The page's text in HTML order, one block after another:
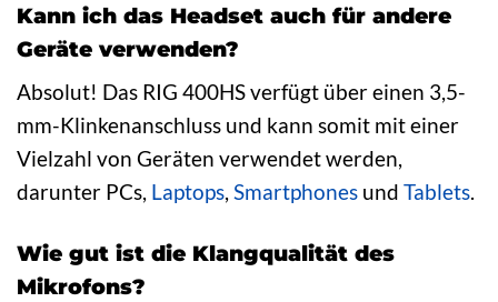
Kann ich das Headset auch für andere
Geräte verwenden?
Absolut! Das RIG 400HS verfügt über einen 3,5-
mm-Klinkenanschluss und kann somit mit einer
Vielzahl von Geräten verwendet werden,
darunter PCs, Laptops, Smartphones und Tablets.
Wie gut ist die Klangqualität des
Mikrofons?